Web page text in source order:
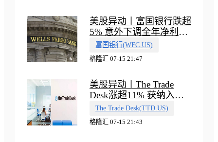
美股异动丨富国银行跌超
5% 意外下调全年净利息
收入指引
富国银行(WFC.US)
格隆汇 07-15 21:47
美股异动丨The Trade
Desk涨超11% 获纳入标
普500指数
The Trade Desk(TTD.US)
格隆汇 07-15 21:43